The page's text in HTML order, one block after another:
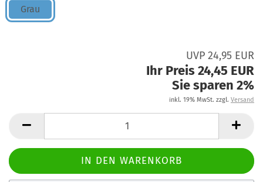
Grau
UVP 24,95 EUR
Ihr Preis 24,45 EUR
Sie sparen 2%
inkl. 19% MwSt. zzgl. Versand